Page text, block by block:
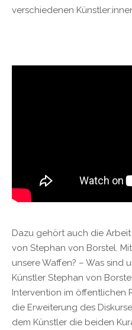
verschiedenen
Dazu gehört auch die Arbeit
von Stephan von Borstel.
unsere Waffen? – Was sind
Künstler Stephan von
Intervention im öffentlichen
die Erweiterung des
dem Künstler die beiden